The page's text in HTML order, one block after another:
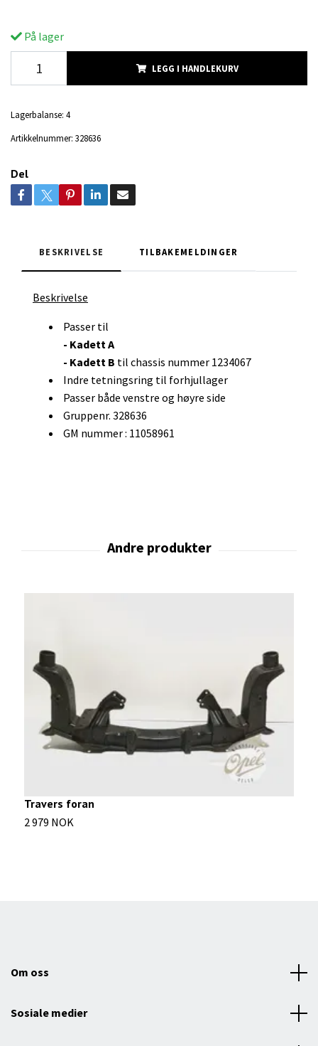
På lager
LEGG I HANDLEKURV
Lagerbalanse: 4
Artikkelnummer: 328636
Del
BESKRIVELSE TILBAKEMELDINGER
Beskrivelse
Passer til
- Kadett A
- Kadett B til chassis nummer 1234067
Indre tetningsring til forhjullager
Passer både venstre og høyre side
Gruppenr. 328636
GM nummer : 11058961
Travers foran
2 979 NOK
Om oss
Sosiale medier